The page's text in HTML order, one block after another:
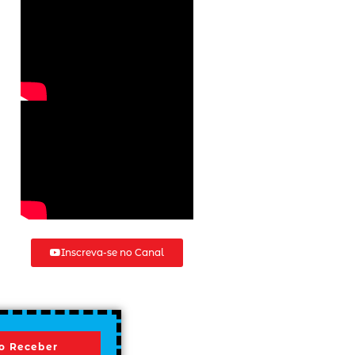
Inscreva-se no Canal
Receber